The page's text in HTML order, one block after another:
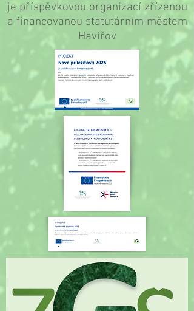
je příspěvkovou organizací zřízenou
a financovanou statutárním městem
Havířov